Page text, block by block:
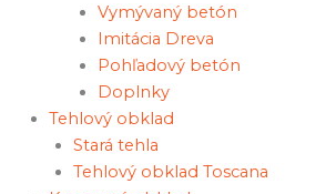
Vymývaný betón
Imitácia Dreva
Pohľadový betón
Doplnky
Tehlový obklad
Stará tehla
Tehlový obklad Toscana